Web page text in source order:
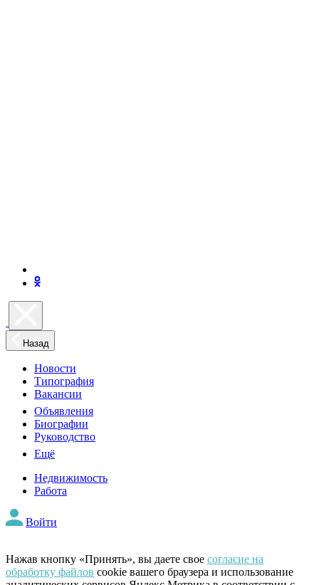
Назад
Новости
Типография
Вакансии
Объявления
Биографии
Руководство
Ещё
Недвижимость
Работа
Войти
Нажав кнопку «Принять», вы даете свое согласие на
обработку файлов cookie вашего браузера и использование